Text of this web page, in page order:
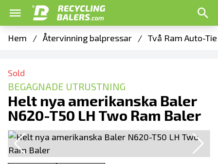
Hem / Återvinning balpressar / Två Ram Auto-
Sold
BEGAGNADE UTRUSTNING
Helt nya amerikanska Baler
N620-T50 LH Two Ram Baler